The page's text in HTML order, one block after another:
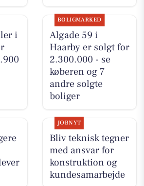
i
BOLIGMARKED
Algade 59 i
Haarby er solgt for
2.300.000 - se
køberen og 7
andre solgte
boliger
JOBNYT
Bliv teknisk tegner
med ansvar for
konstruktion og
kundesamarbejde